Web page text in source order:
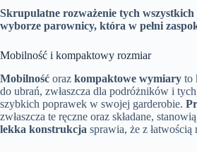
Skrupulatne rozważenie tych wszystkich
wyborze parownicy, która w pełni
Mobilność i kompaktowy rozmiar
Mobilność oraz kompaktowe wymiary to
do ubrań, zwłaszcza dla podróżników i
szybkich poprawek w swojej garderobie.
zwłaszcza te ręczne oraz składane,
lekka konstrukcja sprawia, że z